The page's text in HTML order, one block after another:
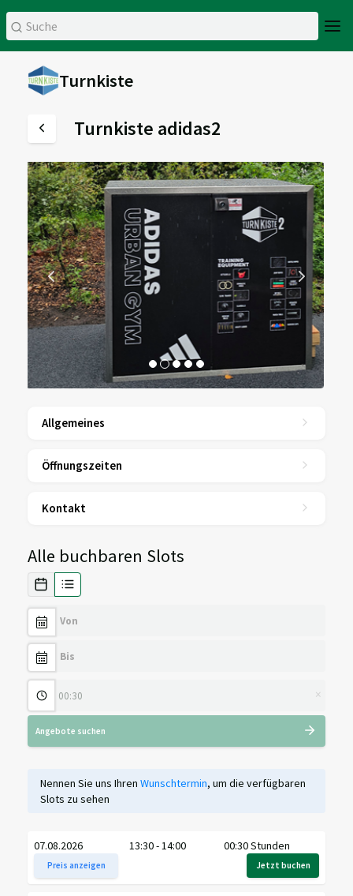
Turnkiste
Turnkiste adidas2
Zurück Weiter
Allgemeines
Öffnungszeiten
Kontakt
Alle buchbaren Slots
×
Angebote suchen
Nennen Sie uns Ihren Wunschtermin, um die verfügbaren
Slots zu sehen
07.08.2026 13:30 - 14:00 00:30 Stunden
Preis anzeigen Jetzt buchen